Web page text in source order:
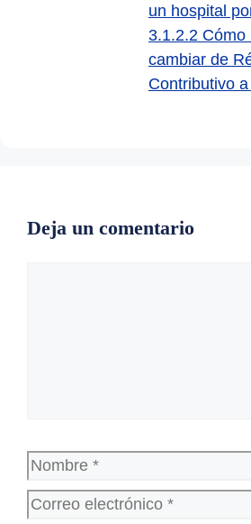
un hospital
3.1.2.2 Cómo
cambiar de
Contributivo
Deja un comentario
Nombre